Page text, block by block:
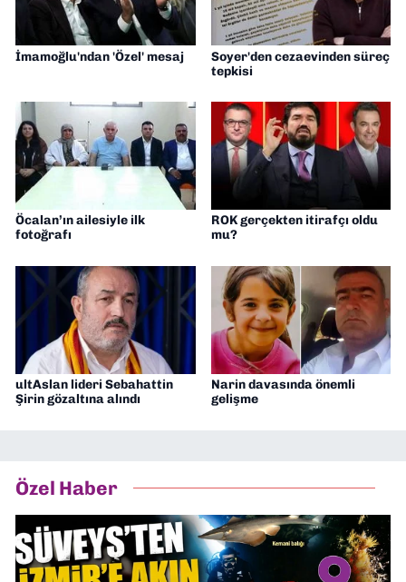
İmamoğlu'ndan 'Özel' mesaj
Soyer'den cezaevinden süreç
tepkisi
Öcalan’ın ailesiyle ilk
fotoğrafı
ROK gerçekten itirafçı oldu
mu?
ultAslan lideri Sebahattin
Şirin gözaltına alındı
Narin davasında önemli
gelişme
Özel Haber